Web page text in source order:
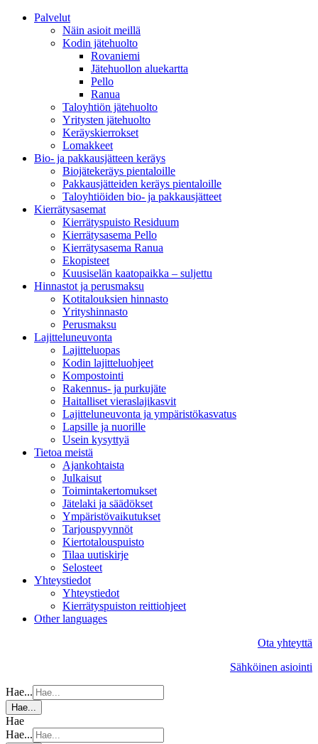
Palvelut
Näin asioit meillä
Kodin jätehuolto
Rovaniemi
Jätehuollon aluekartta
Pello
Ranua
Taloyhtiön jätehuolto
Yritysten jätehuolto
Keräyskierrokset
Lomakkeet
Bio- ja pakkausjätteen keräys
Biojätekeräys pientaloille
Pakkausjätteiden keräys pientaloille
Taloyhtiöiden bio- ja pakkausjätteet
Kierrätysasemat
Kierrätyspuisto Residuum
Kierrätysasema Pello
Kierrätysasema Ranua
Ekopisteet
Kuusiselän kaatopaikka – suljettu
Hinnastot ja perusmaksu
Kotitalouksien hinnasto
Yrityshinnasto
Perusmaksu
Lajitteluneuvonta
Lajitteluopas
Kodin lajitteluohjeet
Kompostointi
Rakennus- ja purkujäte
Haitalliset vieraslajikasvit
Lajitteluneuvonta ja ympäristökasvatus
Lapsille ja nuorille
Usein kysyttyä
Tietoa meistä
Ajankohtaista
Julkaisut
Toimintakertomukset
Jätelaki ja säädökset
Ympäristövaikutukset
Tarjouspyynnöt
Kiertotalouspuisto
Tilaa uutiskirje
Selosteet
Yhteystiedot
Yhteystiedot
Kierrätyspuiston reittiohjeet
Other languages
Ota yhteyttä
Sähköinen asiointi
Hae...
Hae...
Hae
Hae...